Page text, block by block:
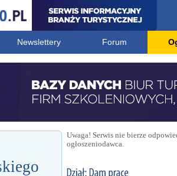
Newslettery Forum
Uwaga! Serwis nie bierze
ogłoszeniodawca.